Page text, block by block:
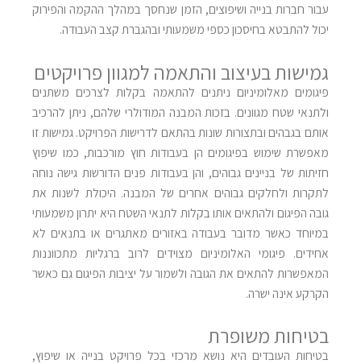
עבור חברות בנייה ושיפוצים, הזמן שנחסך במהלך ההקמה והפירוק
יכול להתבטא בחיסכון כספי משמעותי ובהגברת קצב העבודה.
גמישות בעיצוב והתאמה למגוון פרויקטים
פיגומים מאלומיניום ניתנים להתאמה בקלות לצרכים משתנים
ולתנאי שטח מגוונים. בזכות המבנה המודולרי שלהם, ניתן להרכיב
אותם בגבהים ובתצורות שונות בהתאם לדרישות הפרויקט. גמישות זו
מאפשרת שימוש בפיגומים הן בעבודות חוץ מורכבות, כמו שיפוץ
חזיתות של בניינים גבוהים, והן בעבודות פנים הדורשות גישה נוחה
לתקרות ולחלקים גבוהים אחרים של המבנה. היכולת לשנות את
גובה הפיגום ולהתאים אותו בקלות לתנאי השטח היא יתרון משמעותי
במיוחד כאשר מדובר בעבודה באזורים מאתגרים או בתנאים לא
אחידים. פיגומי האלומיניום מצוידים לרוב ברגליות מתכווננות
המאפשרות להתאים את הגובה ולשמור על יציבות הפיגום גם כאשר
הקרקע אינה ישרה.
בטיחות משופרת
בטיחות העובדים היא נושא מרכזי בכל פרויקט בנייה או שיפוץ,